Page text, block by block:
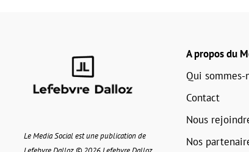
Le Media Social est une publication de
A propos du
Qui sommes-
Contact
Nous
Nos